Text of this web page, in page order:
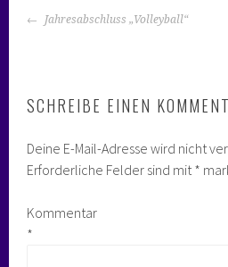
BEITRAGS-
Jahresabschluss „Volleyball“
SCHREIBE EINEN
Deine E-Mail-Adresse wird nicht
Erforderliche Felder sind mit*
Kommentar
*